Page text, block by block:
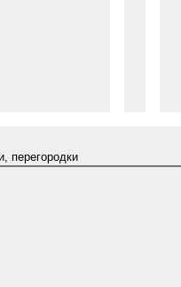
перегородки